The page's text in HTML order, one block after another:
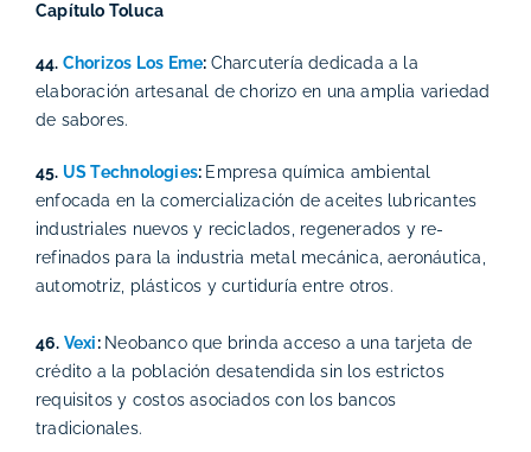
Capítulo Toluca
44. Chorizos Los Eme: Charcutería dedicada a la
elaboración artesanal de chorizo en una amplia variedad
de sabores.
45. US Technologies: Empresa química ambiental
enfocada en la comercialización de aceites lubricantes
industriales nuevos y reciclados, regenerados y re-
refinados para la industria metal mecánica, aeronáutica,
automotriz, plásticos y curtiduría entre otros.
46. Vexi: Neobanco que brinda acceso a una tarjeta de
crédito a la población desatendida sin los estrictos
requisitos y costos asociados con los bancos
tradicionales.